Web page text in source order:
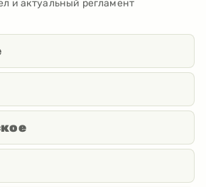
и актуальный регламент